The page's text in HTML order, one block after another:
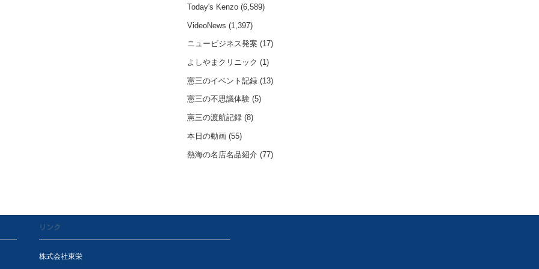
Today's Kenzo(6,589)
VideoNews (1,397)
ニュービジネス発案 (17)
よしやまクリニック (1)
憲三のイベント記録(13)
憲三の不思議体験(5)
憲三の渡航記録(8)
本日の動画(55)
熱海の名店名品紹介(77)
リンク
株式会社東栄